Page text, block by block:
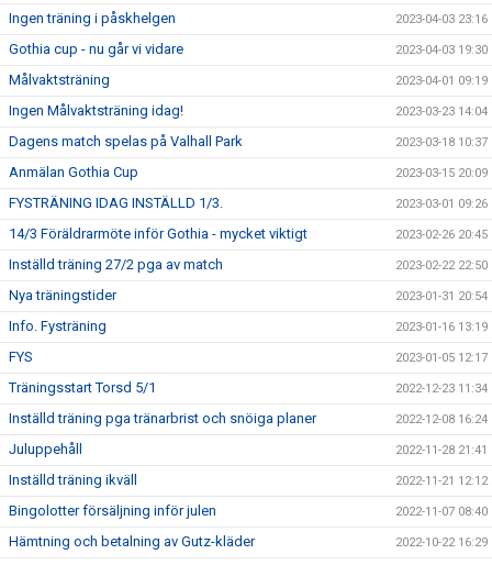
Ingen träning i påskhelgen 2023-04-03 23:16
Gothia cup - nu går vi vidare 2023-04-03 19:30
Målvaktsträning 2023-04-01 09:19
Ingen Målvaktsträning idag! 2023-03-23 14:04
Dagens match spelas på Valhall Park 2023-03-18 10:37
Anmälan Gothia Cup 2023-03-15 20:09
FYSTRÄNING IDAG INSTÄLLD 1/3. 2023-03-01 09:26
14/3 Föräldrarmöte inför Gothia - mycket viktigt 2023-02-26 20:45
Inställd träning 27/2 pga av match 2023-02-22 22:50
Nya träningstider 2023-01-31 20:54
Info. Fysträning 2023-01-16 13:19
FYS 2023-01-05 12:17
Träningsstart Torsd 5/1 2022-12-23 11:34
Inställd träning pga tränarbrist och snöiga planer 2022-12-08 16:24
Juluppehåll 2022-11-28 21:41
Inställd träning ikväll 2022-11-21 12:12
Bingolotter försäljning inför julen 2022-11-07 08:40
Hämtning och betalning av Gutz-kläder 2022-10-22 16:29